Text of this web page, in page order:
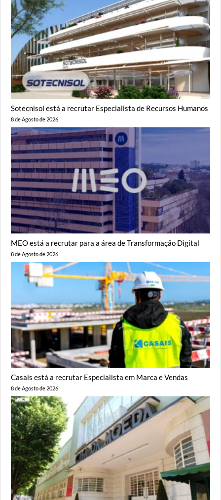
Sotecnisol está a recrutar Especialista de Recursos Humanos
8 de Agosto de 2026
MEO está a recrutar para a área de Transformação Digital
8 de Agosto de 2026
Casais está a recrutar Especialista em Marca e Vendas
8 de Agosto de 2026